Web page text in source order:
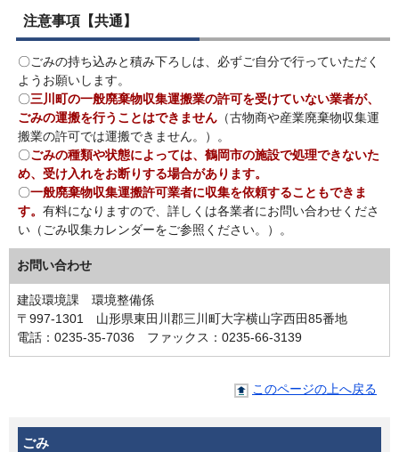
注意事項【共通】
〇ごみの持ち込みと積み下ろしは、必ずご自分で行っていただく
ようお願いします。
〇三川町の一般廃棄物収集運搬業の許可を受けていない業者が、
ごみの運搬を行うことはできません （古物商や産業廃棄物収集運
搬業の許可では運搬できません。）。
〇ごみの種類や状態によっては、鶴岡市の施設で処理できないた
め、受け入れをお断りする場合があります。
〇一般廃棄物収集運搬許可業者に収集を依頼することもできま
す。 有料になりますので、詳しくは各業者にお問い合わせくださ
い（ごみ収集カレンダーをご参照ください。）。
お問い合わせ
建設環境課 環境整備係
〒997-1301 山形県東田川郡三川町大字横山字西田85番地
電話：0235-35-7036 ファックス：0235-66-3139
このページの上へ戻る
ごみ